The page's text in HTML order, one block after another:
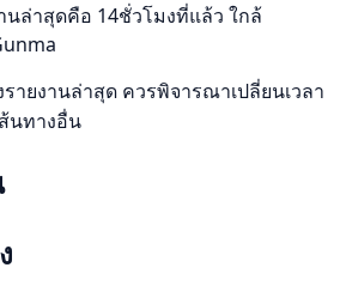
นล่าสุดคือ 14ชั่วโมงที่แล้ว ใกล้
ยงานล่าสุด ควรพิจารณาเปลี่ยนเวลา
นทางอื่น